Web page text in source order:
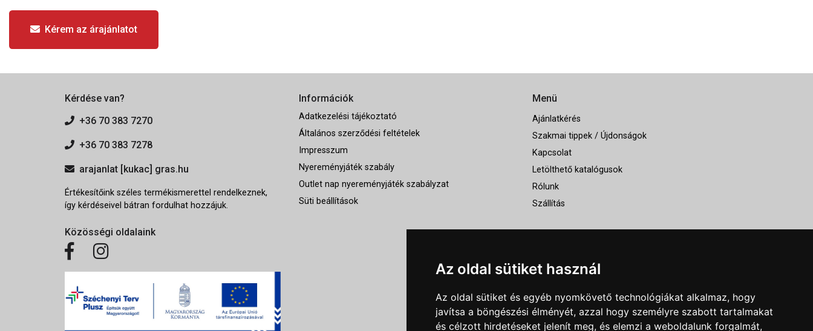
Az oldal sütiket használ
Az oldal sütiket és egyéb nyomkövető technológiákat alkalmaz, hogy
javítsa a böngészési élményét, azzal hogy személyre szabott tartalmakat
és célzott hirdetéseket jelenít meg, és elemzi a weboldalunk forgalmát,
Kérem az árajánlatot
Kérdése van?
+36 70 383 7270
+36 70 383 7278
arajanlat [kukac] gras.hu
Értékesítőink széles termékismerettel rendelkeznek,
így kérdéseivel bátran fordulhat hozzájuk.
Közösségi oldalaink
Információk
Adatkezelési tájékoztató
Általános szerződési feltételek
Impresszum
Nyereményjáték szabály
Outlet nap nyereményjáték szabályzat
Süti beállítások
Menü
Ajánlatkérés
Szakmai tippek / Újdonságok
Kapcsolat
Letölthető katalógusok
Rólunk
Szállítás